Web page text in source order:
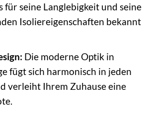
für seine Langlebigkeit und seine
Isoliereigenschaften bekannt
Die moderne Optik in
fügt sich harmonisch in jeden
verleiht Ihrem Zuhause eine